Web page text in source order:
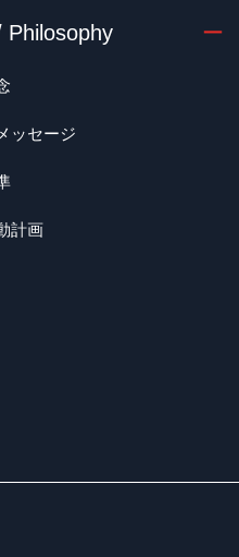
Philosophy
ッセージ
計画